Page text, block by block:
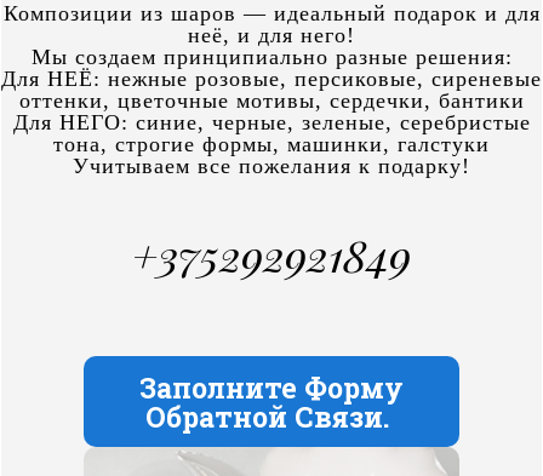
Композиции из шаров — идеальный подарок и для
неё, и для него!
Мы создаем принципиально разные решения:
Для НЕЁ: нежные розовые, персиковые, сиреневые
оттенки, цветочные мотивы, сердечки, бантики
Для НЕГО: синие, черные, зеленые, серебристые
тона, строгие формы, машинки, галстуки
Учитываем все пожелания к подарку!
+375292921849
Заполните Форму
Обратной Связи.